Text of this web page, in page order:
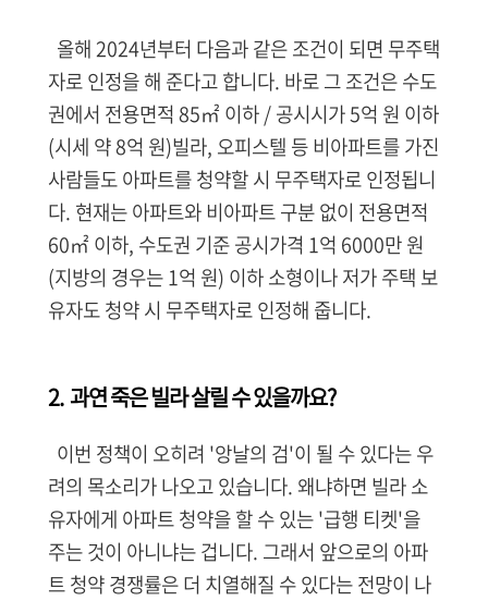
올해 2024년부터 다음과 같은 조건이 되면 무주택
자로 인정을 해 준다고 합니다. 바로 그 조건은수도
권에서 전용면적 85㎡ 이하 /공시시가 5억 원 이하
(시세 약 8억 원)빌라, 오피스텔 등 비아파트를 가진
사람들도 아파트를 청약할 시 무주택자로 인정됩니
다. 현재는 아파트와 비아파트 구분 없이 전용면적
60㎡ 이하, 수도권 기준 공시가격 1억 6000만 원
(지방의 경우는 1억 원) 이하 소형이나 저가 주택 보
유자도 청약 시 무주택자로 인정해 줍니다.
2. 과연 죽은 빌라 살릴 수 있을까요?
이번 정책이 오히려 '앙날의 검'이 될 수 있다는 우
려의 목소리가 나오고 있습니다. 왜냐하면 빌라 소
유자에게 아파트 청약을 할 수 있는 '급행 티켓'을
주는 것이 아니냐는 겁니다. 그래서 앞으로의 아파
트 청약 경쟁률은 더 치열해질 수 있다는 전망이 나